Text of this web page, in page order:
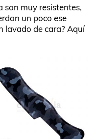
son muy resistentes,
un poco ese
lavado de cara? Aquí